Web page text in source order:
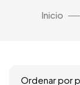
Inicio